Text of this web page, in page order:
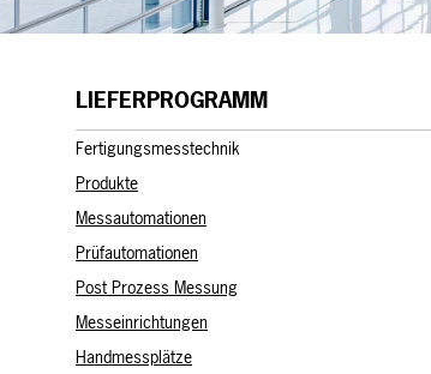
LIEFERPROGRAMM
Fertigungsmesstechnik
Produkte
Messautomationen
Prüfautomationen
Post Prozess Messung
Messeinrichtungen
Handmessplätze